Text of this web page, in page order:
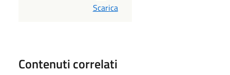
PDF
Scarica
Contenuti correlati